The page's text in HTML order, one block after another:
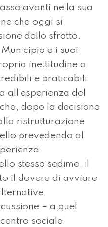
avanti nella sua
che oggi si
dello sfratto.
e i suoi
inettitudine a
e praticabili
all’esperienza del
dopo la decisione
ristrutturazione
prevedendo al
stesso sedime, il
il dovere di avviare
– a quel
sociale